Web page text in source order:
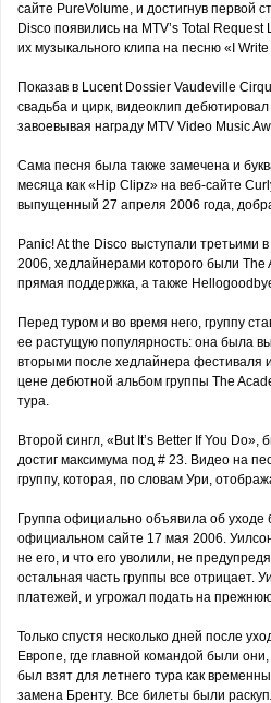
сайте PureVolume, и достигнув первой
Disco появились на MTV’s Total
их музыкального клипа на песню «I
Показав в Lucent Dossier Vaudeville
свадьба и цирк, видеоклип
завоевывая награду MTV Video Music
Сама песня была также замечена и
месяца как «Hip Clipz» на веб-сайте
выпущенный 27 апреля 2006 года,
Panic! At the Disco выступали третьими
2006, хедлайнерами которого были
прямая поддержка, а также
Перед туром и во время него, группу
ее растущую популярность: она была
вторыми после хедлайнера фестиваля
цене дебютной альбом группы The
тура.
Второй сингл, «But It’s Better If You
достиг максимума под # 23. Видео на
группу, которая, по словам Ури,
Группа официально объявила об
официальном сайте 17 мая 2006.
не его, и что его уволили, не
остальная часть группы все отрицает.
платежей, и угрожал подать на
Только спустя несколько дней после
Европе, где главной командой были
был взят для летнего тура как
замена Бренту. Все билеты были